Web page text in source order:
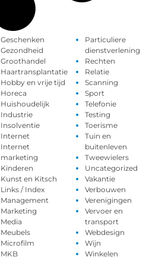
Geschenken
Gezondheid
Groothandel
Haartransplantatie
Hobby en vrije tijd
Horeca
Huishoudelijk
Industrie
Insolventie
Internet
Internet
marketing
Kinderen
Kunst en Kitsch
Links / Index
Management
Marketing
Media
Meubels
Microfilm
MKB
Particuliere
dienstverlening
Rechten
Relatie
Scanning
Sport
Telefonie
Testing
Toerisme
Tuin en
buitenleven
Tweewielers
Uncategorized
Vakantie
Verbouwen
Verenigingen
Vervoer en
transport
Webdesign
Wijn
Winkelen